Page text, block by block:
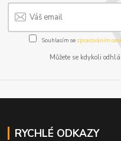
Souhlasím se zpracováním
Můžete se kdykoli
RYCHLÉ ODKAZY